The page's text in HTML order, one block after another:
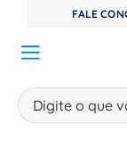
FALE
Digite o que
TERMOS